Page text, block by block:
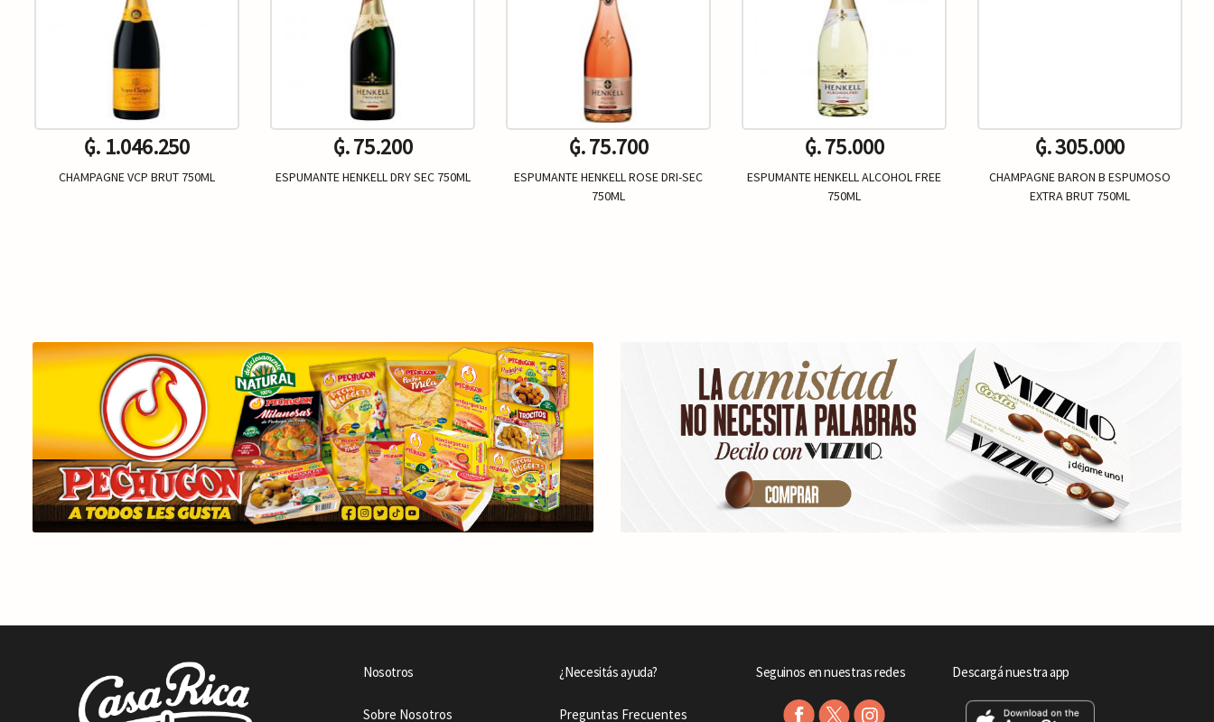
₲. 1.046.250
CHAMPAGNE VCP BRUT 750ML
₲. 75.200
ESPUMANTE HENKELL DRY SEC 750ML
₲. 75.700
ESPUMANTE HENKELL ROSE DRI-SEC
750ML
₲. 75.000
ESPUMANTE HENKELL ALCOHOL FREE
750ML
₲. 305.000
CHAMPAGNE BARON B ESPUMOSO
EXTRA BRUT 750ML
Nosotros
Sobre Nosotros
¿Necesitás ayuda?
Preguntas Frecuentes
Seguinos en nuestras redes Descargá nuestra app